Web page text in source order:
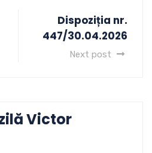
Dispoziția nr.
447/30.04.2026
Next post
Victor